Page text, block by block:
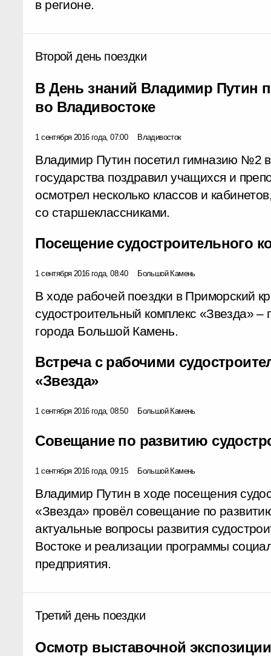
в регионе.
Второй день поездки
В День знаний Владимир Путин
во Владивостоке
1 сентября 2016 года, 07:00 Владивосток
Владимир Путин посетил гимназию №2
государства поздравил учащихся и
осмотрел несколько классов и
со старшеклассниками.
Посещение судостроительного
1 сентября 2016 года, 08:40 Большой Камень
В ходе рабочей поездки в Приморский
судостроительный комплекс «Звезда»
города Большой Камень.
Встреча с рабочими
«Звезда»
1 сентября 2016 года, 08:50 Большой Камень
Совещание по развитию
1 сентября 2016 года, 09:15 Большой Камень
Владимир Путин в ходе посещения
«Звезда» провёл совещание по
актуальные вопросы развития
Востоке и реализации программы
предприятия.
Третий день поездки
Осмотр выставочной